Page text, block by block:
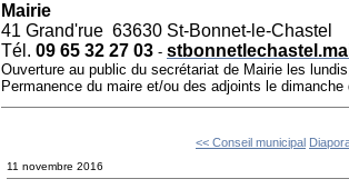
Mairie
41 Grand'rue 63630 St-Bonnet-le-Chastel
Tél. 09 65 32 27 03 -
Ouverture au public du secrétariat de Mairie les
Permanence du maire et/ou des adjoints le dimanche
<< Conseil municipal
11 novembre 2016